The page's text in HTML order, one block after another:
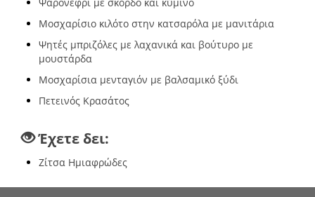
Μοσχαρίσιο κιλότο στην κατσαρόλα με μανιτάρια
Ψητές μπριζόλες με λαχανικά και βούτυρο με
μουστάρδα
Μοσχαρίσια μενταγιόν με βαλσαμικό ξύδι
Πετεινός Κρασάτος
Έχετε δει:
Ζίτσα Ημιαφρώδες